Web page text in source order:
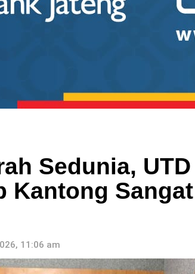
Sedunia, UTD
Kantong Sangat
11:06 am